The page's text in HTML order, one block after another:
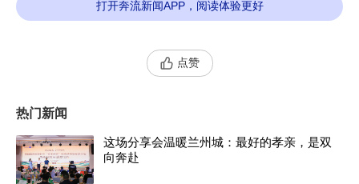
打开奔流新闻APP，阅读体验更好
点赞
热门新闻
这场分享会温暖兰州城：最好的孝亲，是双
向奔赴